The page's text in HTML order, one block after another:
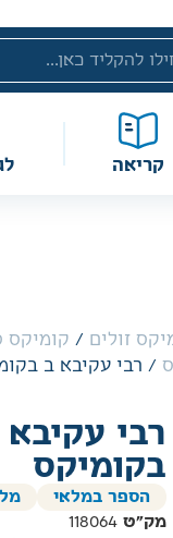
מהמחיר הקטלוגי.
קריאה
זולים /
/ רבי עקיבא ב
רבי עקיבא
בקומיקס
הספר במלאי
מק"ט 118064